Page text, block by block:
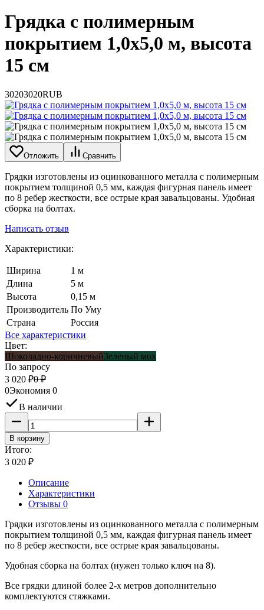
Грядка с полимерным
покрытием 1,0х5,0 м, высота
15 см
30203020RUB
Отложить Сравнить
Грядки изготовлены из оцинкованного металла с полимерным
покрытием толщиной 0,5 мм, каждая фигурная панель имеет
по 8 ребер жесткости, все острые края завальцованы. Удобная
сборка на болтах.
Написать отзыв
Характеристики:
Ширина
1 м
Длина
5 м
Высота
0,15 м
Производитель По Уму
Страна
Россия
Все характеристики
Цвет:
Шоколадно-коричневыйЗеленый мох
По запросу
3 020 ₽0 ₽
0Экономия 0
В наличии
В корзину
Итого:
3 020 ₽
Описание
Характеристики
Отзывы 0
Грядки изготовлены из оцинкованного металла с полимерным
покрытием толщиной 0,5 мм, каждая фигурная панель имеет
по 8 ребер жесткости, все острые края завальцованы.
Удобная сборка на болтах (нужен только ключ на 8).
Все грядки длиной более 2-х метров дополнительно
комплектуются стяжками.